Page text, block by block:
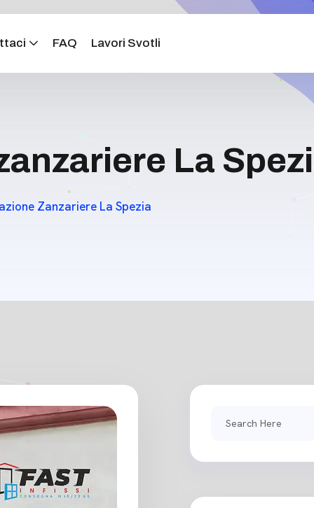
FAQ Lavori Svotli
La
Zanzariere La Spezia